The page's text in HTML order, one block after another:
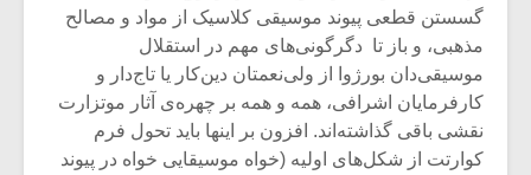
گسستن قطعی پیوند موسیقی کلاسیک از مواد و مصالح
مذهبی، و باز تا دگرگونی‌های مهم در استقلال
موسیقی‌دان بورژوا از ولی‌نعمتان دین‌کار یا تاج‌دار و
کارفرمایان اشرافی، همه و همه بر چهره‌ی آثار موتزارت
نقشی باقی گذاشته‌اند. افزون بر اینها باید تحول فرم
کوارتت از شکل‌های اولیه (خواه موسیقایی خواه در پیوند
میکلوش روژا